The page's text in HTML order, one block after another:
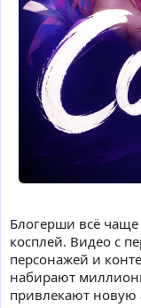
Блогерши всё
косплей. Видео с
персонажей и
набирают
привлекают новую